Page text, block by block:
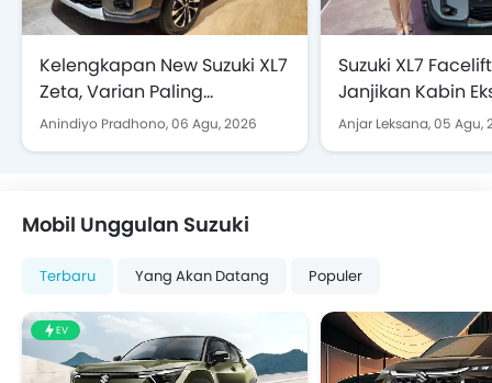
Kelengkapan New Suzuki XL7
Zeta, Varian Paling
Terjangkau yang Layak
Anindiyo Pradhono,06 Agu, 2026
Suzuki XL7
Janjikan Kabin
Lapang dan
Anjar Leksana,05 Agu,
Mobil Unggulan Suzuki
Terbaru Yang Akan Datang Populer
EV